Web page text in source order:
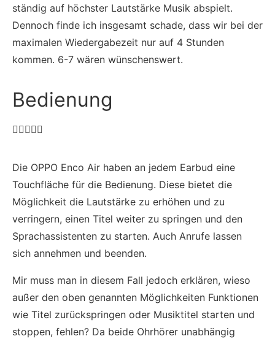
ständig auf höchster Lautstärke Musik abspielt.
Dennoch finde ich insgesamt schade, dass wir bei der
maximalen Wiedergabezeit nur auf 4 Stunden
kommen. 6-7 wären wünschenswert.
Bedienung

Die OPPO Enco Air haben an jedem Earbud eine
Touchfläche für die Bedienung. Diese bietet die
Möglichkeit die Lautstärke zu erhöhen und zu
verringern, einen Titel weiter zu springen und den
Sprachassistenten zu starten. Auch Anrufe lassen
sich annehmen und beenden.
Mir muss man in diesem Fall jedoch erklären, wieso
außer den oben genannten Möglichkeiten Funktionen
wie Titel zurückspringen oder Musiktitel starten und
stoppen, fehlen? Da beide Ohrhörer unabhängig